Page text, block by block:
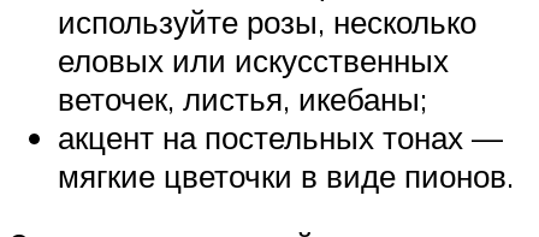
используйте розы, несколько
еловых или искусственных
веточек, листья, икебаны;
акцент на постельных тонах —
мягкие цветочки в виде пионов.